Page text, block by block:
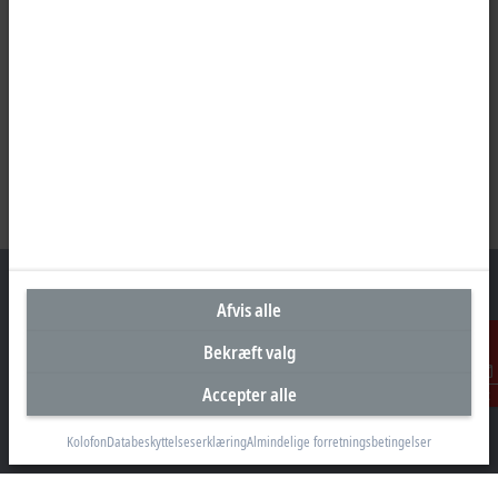
Kontakt
Birkemose Allé 1
6000 Kolding
Afvis alle
Bekræft valg
Accepter alle
KolofonDatabeskyttelseserklæringAlmindelige forretningsbetingelser